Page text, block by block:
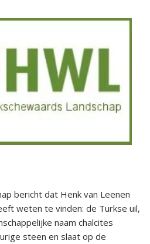
bericht dat Henk van Leenen
weten te vinden: de Turkse uil,
naam chalcites
steen en slaat op de